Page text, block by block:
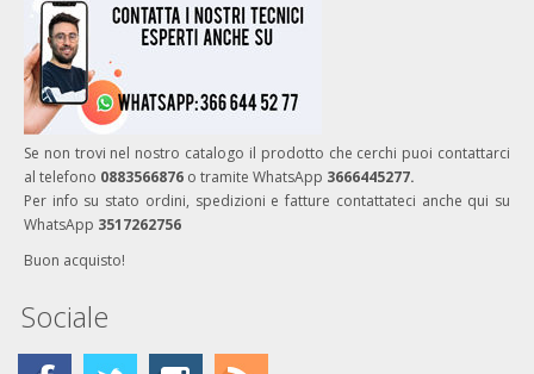
Se non trovi nel nostro catalogo il prodotto che cerchi puoi contattarci
al telefono 0883566876 o tramite WhatsApp 3666445277.
Per info su stato ordini, spedizioni e fatture contattateci anche qui su
WhatsApp 3517262756
Buon acquisto!
Sociale